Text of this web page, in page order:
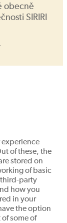
obecně
SIRIRI
experience
of these, the
stored on
of basic
third-party
how you
in your
the option
some of